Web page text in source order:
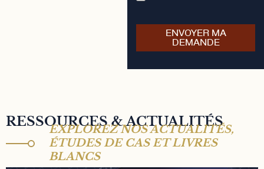
ENVOYER MA
DEMANDE
RESSOURCES & ACTUALITÉS
EXPLOREZ NOS ACTUALITÉS,
ÉTUDES DE CAS ET LIVRES
BLANCS